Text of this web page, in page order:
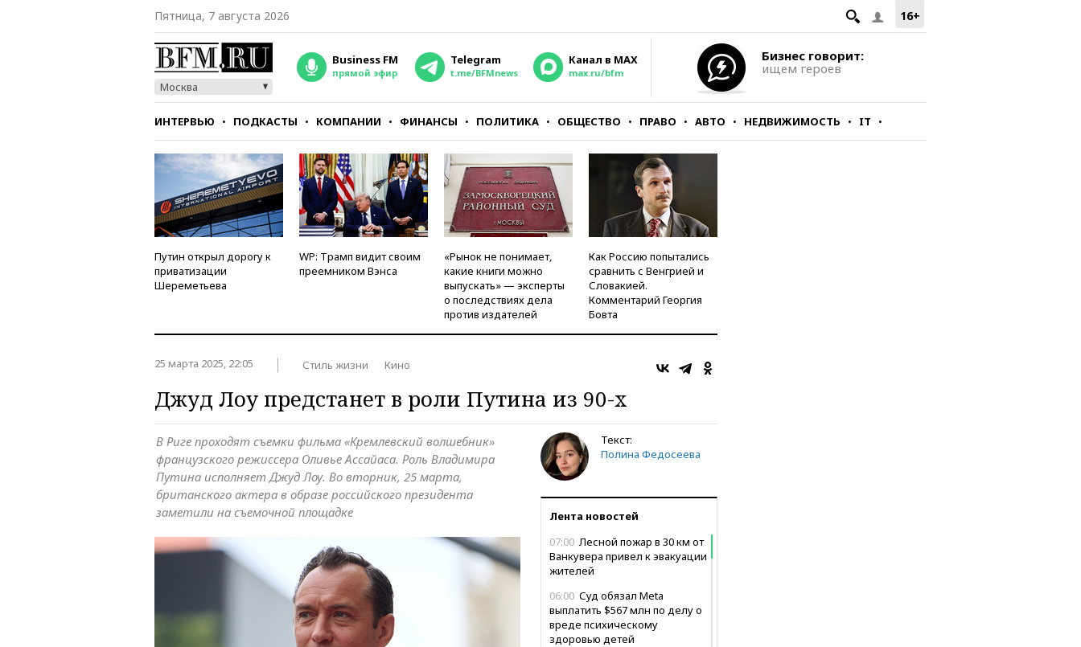
16+
Пятница, 7 августа 2026
Москва
Business FM
прямой эфир
Telegram
t.me/BFMnews
Канал в MAX
max.ru/bfm
Бизнес говорит:
ищем героев
ИНТЕРВЬЮ ПОДКАСТЫ КОМПАНИИ ФИНАНСЫ ПОЛИТИКА ОБЩЕСТВО ПРАВО АВТО НЕДВИЖИМОСТЬ IT
СТИЛЬ ТЕСТЫ
Путин открыл дорогу к
приватизации
Шереметьева
WP: Трамп видит своим
преемником Вэнса
«Рынок не понимает,
какие книги можно
выпускать» — эксперты
о последствиях дела
против издателей
Как Россию попытались
сравнить с Венгрией и
Словакией.
Комментарий Георгия
Бовта
25 марта 2025, 22:05 Стиль жизни Кино
Джуд Лоу предстанет в роли Путина из 90-х
Текст:
Полина Федосеева
Лента новостей
07:00 Лесной пожар в 30 км от
Ванкувера привел к эвакуации
жителей
06:00 Суд обязал Meta
выплатить $567 млн по делу о
вреде психическому
здоровью детей
В Риге проходят съемки фильма «Кремлевский волшебник»
французского режиссера Оливье Ассайаса. Роль Владимира
Путина исполняет Джуд Лоу. Во вторник, 25 марта,
британского актера в образе российского президента
заметили на съемочной площадке